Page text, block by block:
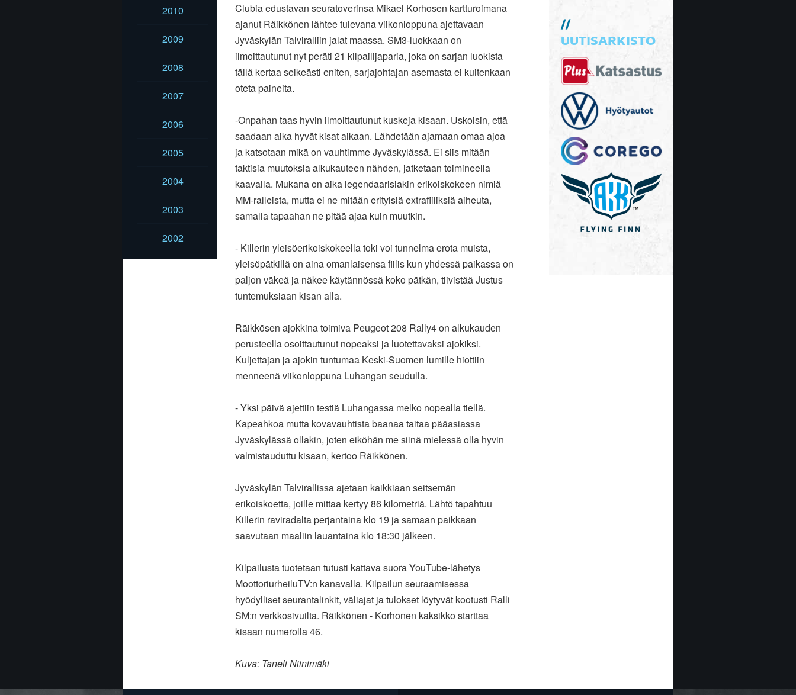
2010
2009
2008
2007
2006
2005
2004
2003
2002
Clubia edustavan seuratoverinsa Mikael Korhosen kartturoimana
ajanut Räikkönen lähtee tulevana viikonloppuna ajettavaan
Jyväskylän Talviralliin jalat maassa. SM3-luokkaan on
ilmoittautunut nyt peräti 21 kilpailijaparia, joka on sarjan luokista
tällä kertaa selkeästi eniten, sarjajohtajan asemasta ei kuitenkaan
oteta paineita.
-Onpahan taas hyvin ilmoittautunut kuskeja kisaan. Uskoisin, että
saadaan aika hyvät kisat aikaan. Lähdetään ajamaan omaa ajoa
ja katsotaan mikä on vauhtimme Jyväskylässä. Ei siis mitään
taktisia muutoksia alkukauteen nähden, jatketaan toimineella
kaavalla. Mukana on aika legendaarisiakin erikoiskokeen nimiä
MM-ralleista, mutta ei ne mitään erityisiä extrafiiliksiä aiheuta,
samalla tapaahan ne pitää ajaa kuin muutkin.
- Killerin yleisöerikoiskokeella toki voi tunnelma erota muista,
yleisöpätkillä on aina omanlaisensa fiilis kun yhdessä paikassa on
paljon väkeä ja näkee käytännössä koko pätkän, tiivistää Justus
tuntemuksiaan kisan alla.
Räikkösen ajokkina toimiva Peugeot 208 Rally4 on alkukauden
perusteella osoittautunut nopeaksi ja luotettavaksi ajokiksi.
Kuljettajan ja ajokin tuntumaa Keski-Suomen lumille hiottiin
menneenä viikonloppuna Luhangan seudulla.
- Yksi päivä ajettiin testiä Luhangassa melko nopealla tiellä.
Kapeahkoa mutta kovavauhtista baanaa taitaa pääasiassa
Jyväskylässä ollakin, joten eiköhän me siinä mielessä olla hyvin
valmistauduttu kisaan, kertoo Räikkönen.
Jyväskylän Talvirallissa ajetaan kaikkiaan seitsemän
erikoiskoetta, joille mittaa kertyy 86 kilometriä. Lähtö tapahtuu
Killerin raviradalta perjantaina klo 19 ja samaan paikkaan
saavutaan maaliin lauantaina klo 18:30 jälkeen.
Kilpailusta tuotetaan tutusti kattava suora YouTube-lähetys
MoottoriurheiluTV:n kanavalla. Kilpailun seuraamisessa
hyödylliset seurantalinkit, väliajat ja tulokset löytyvät kootusti Ralli
SM:n verkkosivuilta. Räikkönen - Korhonen kaksikko starttaa
kisaan numerolla 46.
Kuva: Taneli Niinimäki
UUTISARKISTO